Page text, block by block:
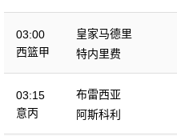
03:00
西篮甲
皇家马德里
特内里费
03:15
意丙
布雷西亚
阿斯科利